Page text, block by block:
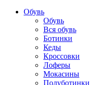
Обувь
Обувь
Вся обувь
Ботинки
Кеды
Кроссовки
Лоферы
Мокасины
Полуботинки